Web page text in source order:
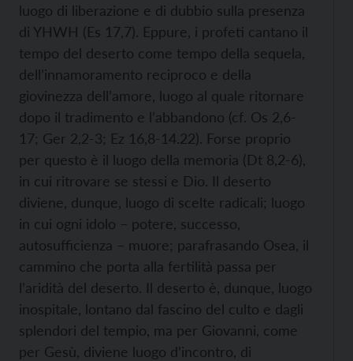
luogo di liberazione e di dubbio sulla presenza
di YHWH (Es 17,7). Eppure, i profeti cantano il
tempo del deserto come tempo della sequela,
dell’innamoramento reciproco e della
giovinezza dell’amore, luogo al quale ritornare
dopo il tradimento e l’abbandono (cf. Os 2,6-
17; Ger 2,2-3; Ez 16,8-14.22). Forse proprio
per questo è il luogo della memoria (Dt 8,2-6),
in cui ritrovare se stessi e Dio. Il deserto
diviene, dunque, luogo di scelte radicali; luogo
in cui ogni idolo – potere, successo,
autosufficienza – muore; parafrasando Osea, il
cammino che porta alla fertilità passa per
l’aridità del deserto. Il deserto è, dunque, luogo
inospitale, lontano dal fascino del culto e dagli
splendori del tempio, ma per Giovanni, come
per Gesù, diviene luogo d’incontro, di